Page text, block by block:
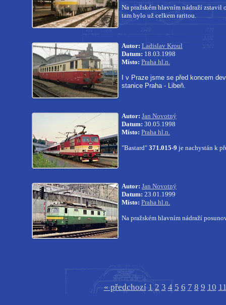
Na pražském hlavním nádraží
tam bylo už celkem raritou.
Autor: Ladislav Kroul
Datum: 18.03.1998
Místo: Praha hl.n.
I v Praze jsme se před koncem
stanice Praha - Libeň.
Autor: Jan Novotný
Datum: 30.05.1998
Místo: Praha hl.n.
"Bastard" 371.015-9 je nachystán k
Autor: Jan Novotný
Datum: 23.01.1999
Místo: Praha hl.n.
Na pražském hlavním nádraží
« předchozí 1 2 3 4 5 6 7 8 9 10